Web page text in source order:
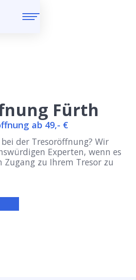
Fürth
ab 49,- €
der Tresoröffnung? Wir
Experten, wenn es
zu Ihrem Tresor zu